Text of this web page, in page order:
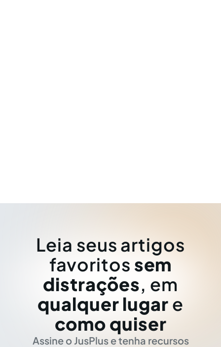
Leia seus artigos
favoritos sem
distrações, em
qualquer lugar e
como quiser
Assine o JusPlus e tenha recursos